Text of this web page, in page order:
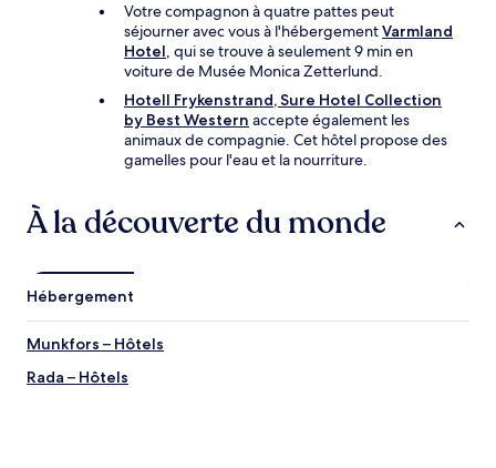
Votre compagnon à quatre pattes peut
séjourner avec vous à l'hébergementVarmland
Hotel, qui se trouve à seulement 9 min en
voiture de Musée Monica Zetterlund.
Hotell Frykenstrand, Sure Hotel Collection
by Best Western accepte également les
animaux de compagnie. Cet hôtel propose des
gamelles pour l'eau et la nourriture.
À la découverte du monde
Hébergement
Munkfors – Hôtels
Rada – Hôtels